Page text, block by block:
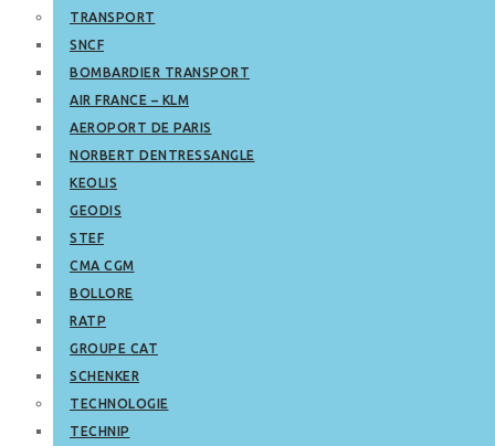
TRANSPORT
SNCF
BOMBARDIER TRANSPORT
AIR FRANCE – KLM
AEROPORT DE PARIS
NORBERT DENTRESSANGLE
KEOLIS
GEODIS
STEF
CMA CGM
BOLLORE
RATP
GROUPE CAT
SCHENKER
TECHNOLOGIE
TECHNIP